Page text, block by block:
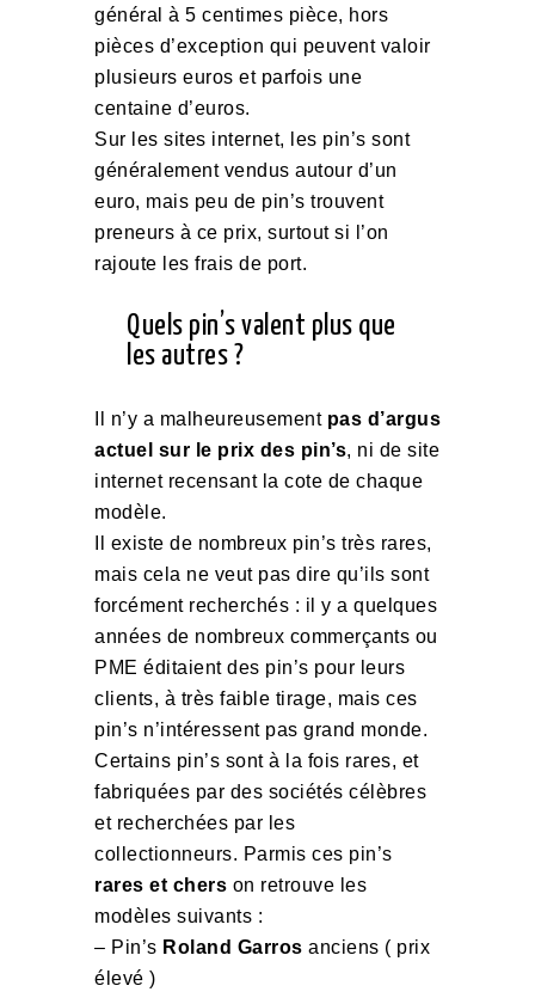
général à 5 centimes pièce, hors
pièces d’exception qui peuvent valoir
plusieurs euros et parfois une
centaine d’euros.
Sur les sites internet, les pin’s sont
généralement vendus autour d’un
euro, mais peu de pin’s trouvent
preneurs à ce prix, surtout si l’on
rajoute les frais de port.
Quels pin’s valent plus que
les autres ?
Il n’y a malheureusement pas d’argus
actuel sur le prix des pin’s, ni de site
internet recensant la cote de chaque
modèle.
Il existe de nombreux pin’s très rares,
mais cela ne veut pas dire qu’ils sont
forcément recherchés : il y a quelques
années de nombreux commerçants ou
PME éditaient des pin’s pour leurs
clients, à très faible tirage, mais ces
pin’s n’intéressent pas grand monde.
Certains pin’s sont à la fois rares, et
fabriquées par des sociétés célèbres
et recherchées par les
collectionneurs. Parmis ces pin’s
rares et chers on retrouve les
modèles suivants :
– Pin’s Roland Garros anciens ( prix
élevé )